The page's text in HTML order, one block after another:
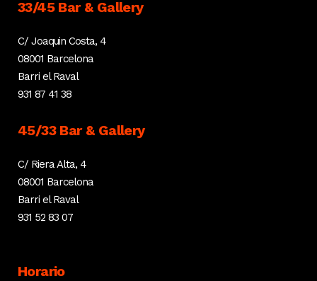
33/45 Bar & Gallery
C/ Joaquin Costa, 4
08001 Barcelona
Barri el Raval
931 87 41 38
45/33 Bar & Gallery
C/ Riera Alta, 4
08001 Barcelona
Barri el Raval
931 52 83 07
Horario